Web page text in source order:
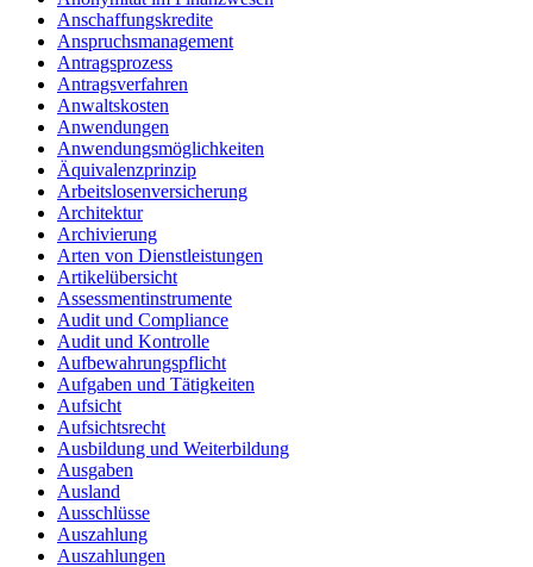
Anschaffungskredite
Anspruchsmanagement
Antragsprozess
Antragsverfahren
Anwaltskosten
Anwendungen
Anwendungsmöglichkeiten
Äquivalenzprinzip
Arbeitslosenversicherung
Architektur
Archivierung
Arten von Dienstleistungen
Artikelübersicht
Assessmentinstrumente
Audit und Compliance
Audit und Kontrolle
Aufbewahrungspflicht
Aufgaben und Tätigkeiten
Aufsicht
Aufsichtsrecht
Ausbildung und Weiterbildung
Ausgaben
Ausland
Ausschlüsse
Auszahlung
Auszahlungen